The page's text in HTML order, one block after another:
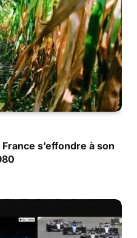
s’effondre à son